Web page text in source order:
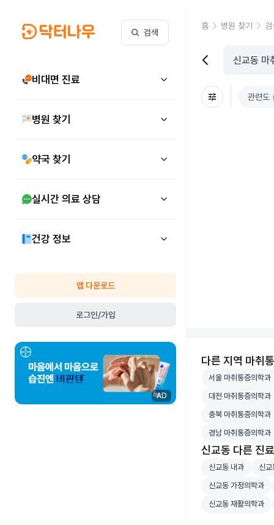
검색
비대면 진료
병원 찾기
약국 찾기
실시간 의료 상담
건강 정보
앱 다운로드
로그인/가입
AD
홈 병원 찾기
관련도
다른 지역 마취
서울 마취통증의
서울 마취통증의학과
대전 마취통증의
대전 마취통증의학과
충북 마취통증의
충북 마취통증의학과
경남 마취통증의
경남 마취통증의학과
신교동 다른 진
신교동 내과 병원
신교동 내과 신
신
신교동 가정의학
신교동 가정의학과
신교동 재활의학
신교동 재활의학과